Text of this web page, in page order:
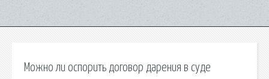
Можно ли оспорить договор дарения в суде